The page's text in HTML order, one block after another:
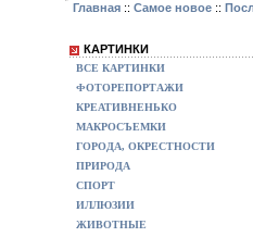
Главная :: Самое новое ::
КАРТИНКИ
ВСЕ КАРТИНКИ
ФОТОРЕПОРТАЖИ
КРЕАТИВНЕНЬКО
МАКРОСЪЕМКИ
ГОРОДА, ОКРЕСТНОСТИ
ПРИРОДА
СПОРТ
ИЛЛЮЗИИ
ЖИВОТНЫЕ